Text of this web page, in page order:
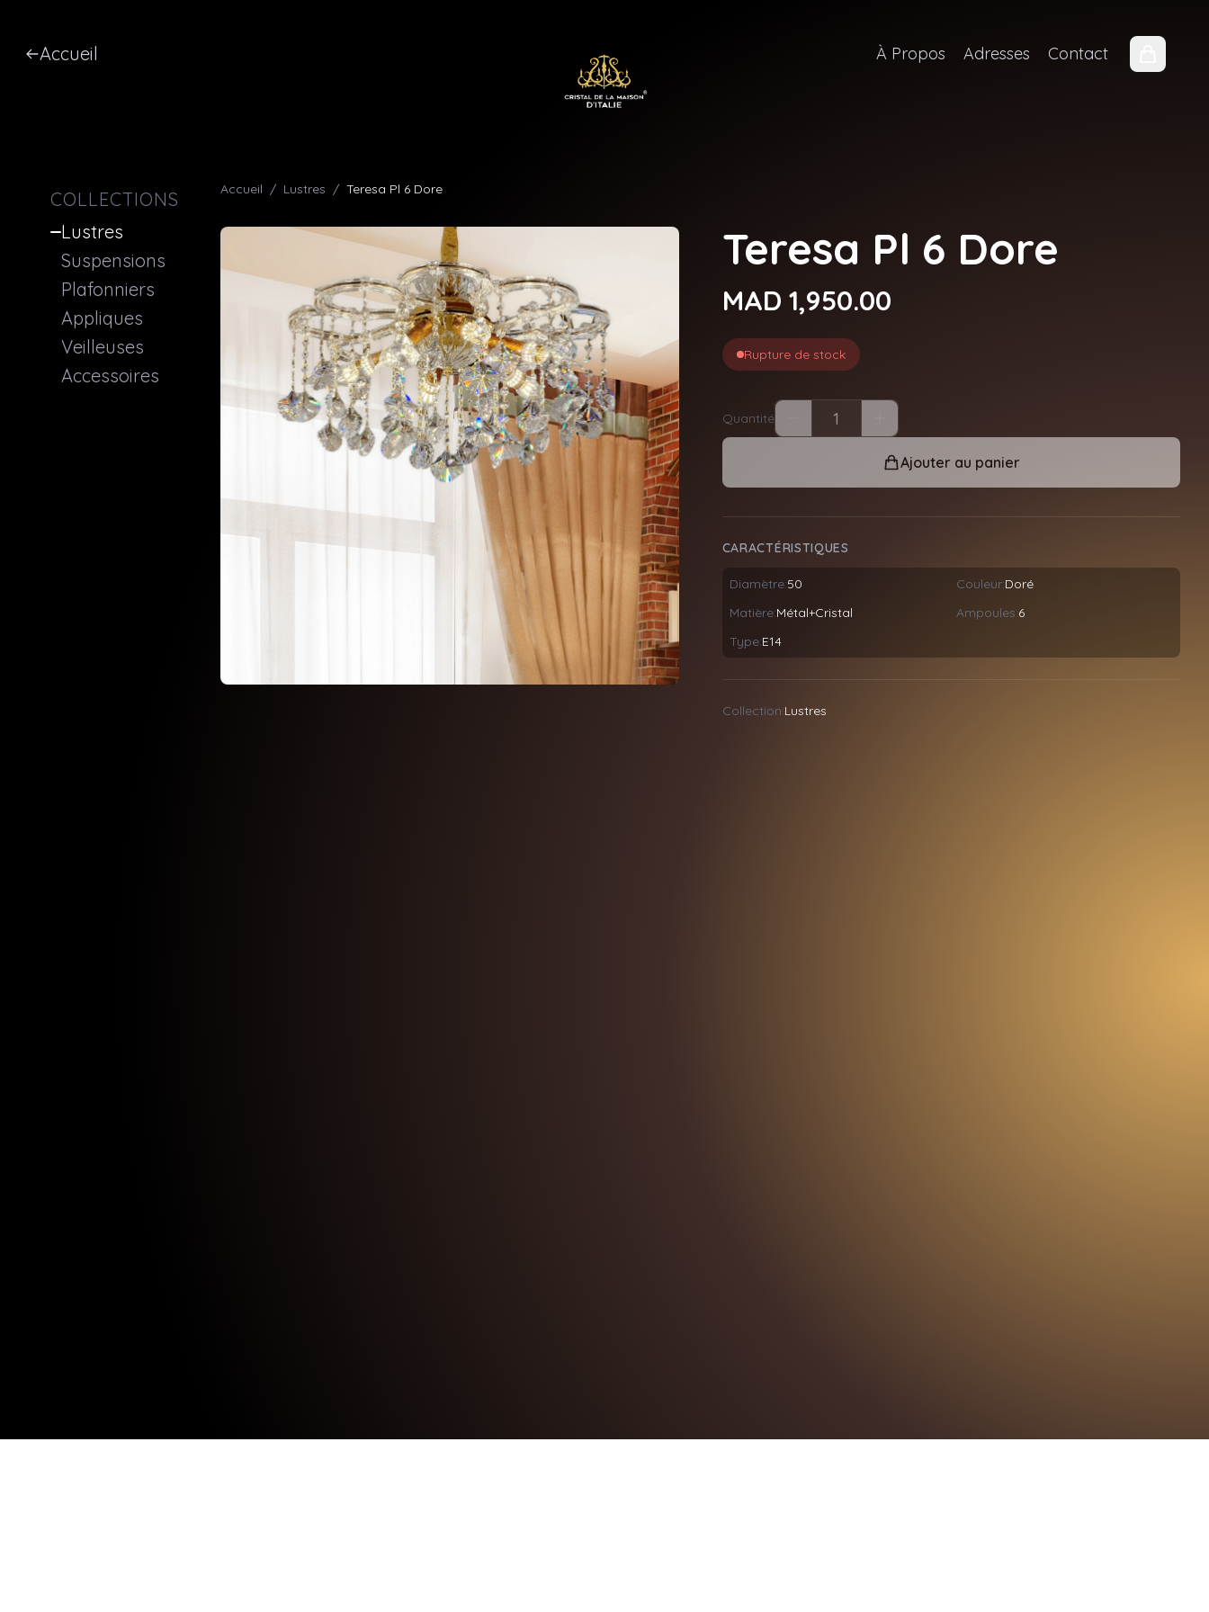
Accueil À Propos Adresses Contact
COLLECTIONS
Lustres
Suspensions
Plafonniers
Appliques
Veilleuses
Accessoires
Accueil / Lustres / Teresa Pl 6 Dore
Teresa Pl 6 Dore
MAD 1,950.00
Rupture de stock
Quantité
Ajouter au panier
CARACTÉRISTIQUES
Diamètre:50 Couleur:Doré
Matière:Métal+Cristal Ampoules:6
Type:E14
Collection:Lustres